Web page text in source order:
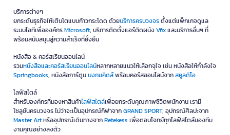
บริการต่างๆ
ยกระดับธุรกิจให้เติบโตแบบก้าวกระโดด ด้วยบริการครบวงจรตั้งแต่แพ็กเกจดูแล
ระบบไอทีเพื่อองค์กรMicrosoft, บริการติดตั้งแอร์ติดผนังVfixและบริการอื่นๆ ที่
พร้อมสนับสนุนสู่ความสำเร็จที่ยั่งยืน
หนังสือ & คอร์สเรียนออนไลน์
รวมหนังสือและคอร์สเรียนออนไลน์หลากหลายแนวให้เลือกจุใจ เช่น หนังสือให้กำลังใจ
Springbooks, หนังสือการ์ตูนบงกชคิดส์พร้อมคอร์สออนไลน์จากสคูลดิโอ
ไลฟ์สไตล์
สำหรับองค์กรที่มองหาสินค้าไลฟ์สไตล์เพื่อยกระดับคุณภาพชีวิตพนักงาน เรามี
โซลูชันครบวงจร ไม่ว่าจะเป็นอุปกรณ์กีฬาจากGRAND SPORT, อุปกรณ์ศิลปะจาก
Master Artหรืออุปกรณ์เดินทางจากRetekess เพื่อตอบโจทย์ทุกไลฟ์สไตล์ของทีม
งานคุณอย่างลงตัว